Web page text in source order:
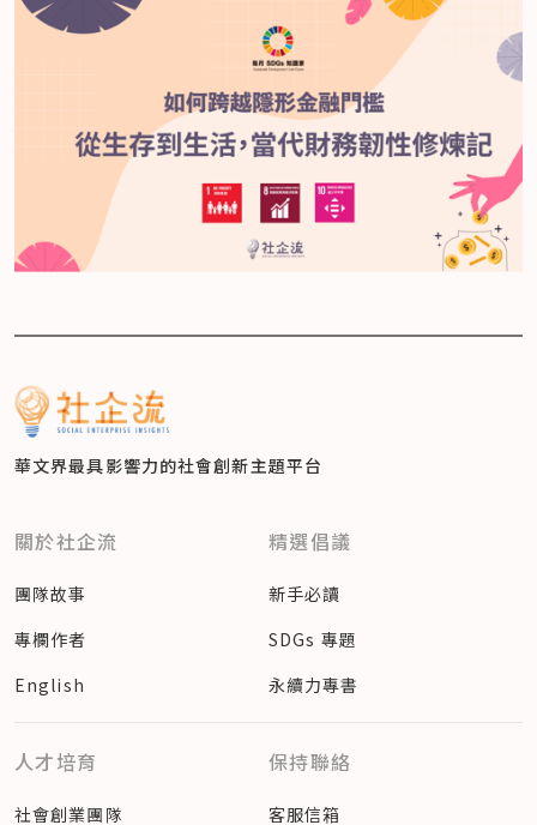
華文界最具影響力的社會創新主題平台
關於社企流
團隊故事
專欄作者
English
精選倡議
新手必讀
SDGs 專題
永續力專書
人才培育
社會創業團隊
保持聯絡
客服信箱